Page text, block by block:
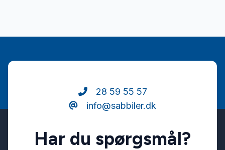
28 59 55 57
info@sabbiler.dk
Har du spørgsmål?